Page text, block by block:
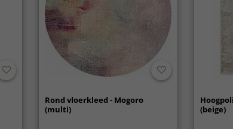
Rond vloerkleed - Mogoro
(multi)
(beige)